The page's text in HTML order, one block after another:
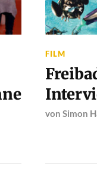
FILM
von Simon